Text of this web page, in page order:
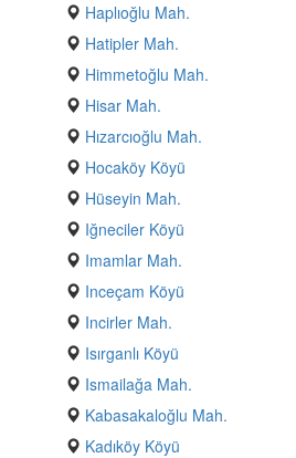
Haplıoğlu Mah.
Hatipler Mah.
Himmetoğlu Mah.
Hisar Mah.
Hızarcıoğlu Mah.
Hocaköy Köyü
Hüseyin Mah.
Iğneciler Köyü
Imamlar Mah.
Inceçam Köyü
Incirler Mah.
Isırganlı Köyü
Ismailağa Mah.
Kabasakaloğlu Mah.
Kadıköy Köyü